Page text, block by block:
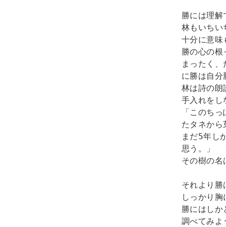
勝には理
林もいちい
十分に意味
勝の心の根
まったく
に勝は自
林は詩の朗
手入れをし
「このち
たタネか
まだ5年し
思う。」
その樹の
それより
しっかり
勝にはし
調べてみよ